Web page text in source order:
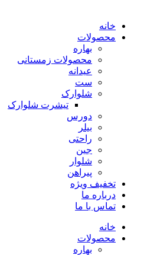
خانه
محصولات
بهاره
محصولات زمستانی
عیدانه
ست
شلوارک
تیشرت شلوارک
دورس
بیلر
راحتی
جین
شلوار
پیراهن
تخفیف ویژه
درباره ما
تماس با ما
خانه
محصولات
بهاره